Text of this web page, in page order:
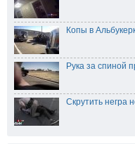
Копы в
Рука за спиной
Скрутить негра